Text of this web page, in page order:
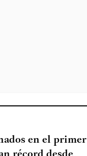
en el primer